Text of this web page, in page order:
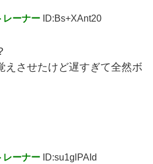
レーナー ID:Bs+XAnt20
えさせたけど遅すぎて全然ボ
レーナー ID:su1glPAId